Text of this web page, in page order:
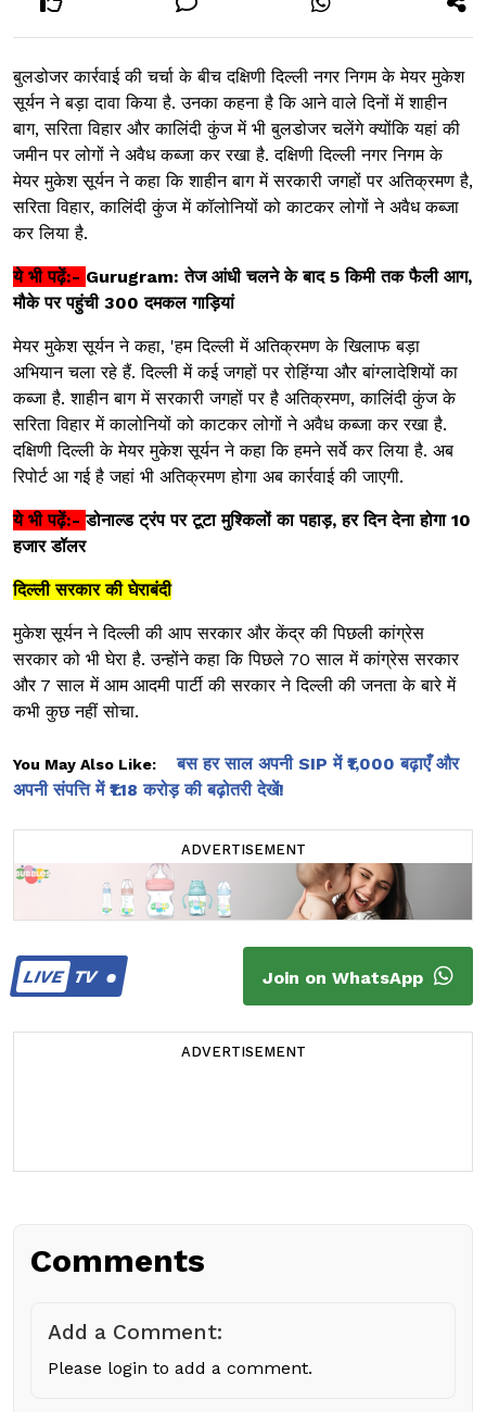
बुलडोजर कार्रवाई की चर्चा के बीच दक्षिणी दिल्ली नगर निगम के मेयर मुकेश
सूर्यन ने बड़ा दावा किया है. उनका कहना है कि आने वाले दिनों में शाहीन
बाग, सरिता विहार और कालिंदी कुंज में भी बुलडोजर चलेंगे क्योंकि यहां की
जमीन पर लोगों ने अवैध कब्जा कर रखा है. दक्षिणी दिल्ली नगर निगम के
मेयर मुकेश सूर्यन ने कहा कि शाहीन बाग में सरकारी जगहों पर अतिक्रमण है,
सरिता विहार, कालिंदी कुंज में कॉलोनियों को काटकर लोगों ने अवैध कब्जा
कर लिया है.
ये भी पढ़ें:- Gurugram: तेज आंधी चलने के बाद 5 किमी तक फैली आग,
मौके पर पहुंची 300 दमकल गाड़ियां
मेयर मुकेश सूर्यन ने कहा, 'हम दिल्ली में अतिक्रमण के खिलाफ बड़ा
अभियान चला रहे हैं. दिल्ली में कई जगहों पर रोहिंग्या और बांग्लादेशियों का
कब्जा है. शाहीन बाग में सरकारी जगहों पर है अतिक्रमण, कालिंदी कुंज के
सरिता विहार में कालोनियों को काटकर लोगों ने अवैध कब्जा कर रखा है.
दक्षिणी दिल्ली के मेयर मुकेश सूर्यन ने कहा कि हमने सर्वे कर लिया है. अब
रिपोर्ट आ गई है जहां भी अतिक्रमण होगा अब कार्रवाई की जाएगी.
ये भी पढ़ें:-डोनाल्ड ट्रंप पर टूटा मुश्किलों का पहाड़, हर दिन देना होगा 10
हजार डॉलर
दिल्ली सरकार की घेराबंदी
मुकेश सूर्यन ने दिल्ली की आप सरकार और केंद्र की पिछली कांग्रेस
सरकार को भी घेरा है. उन्होंने कहा कि पिछले 70 साल में कांग्रेस सरकार
और 7 साल में आम आदमी पार्टी की सरकार ने दिल्ली की जनता के बारे में
कभी कुछ नहीं सोचा.
You May Also Like:
बस हर साल अपनी SIP में ₹1,000 बढ़ाएँ और
अपनी संपत्ति में ₹1.18 करोड़ की बढ़ोतरी देखें!
ADVERTISEMENT
LIVETV Join on WhatsApp
ADVERTISEMENT
Comments
Add a Comment:
Please login to add a comment.